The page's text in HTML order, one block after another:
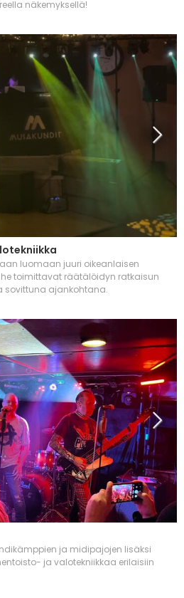
näkemyksellä!
luomaan juuri oikeanlaisen
toimittavat räätälöidyn ratkaisun
sovittuna ajankohtana.
ja midipajojen lisäksi
ja valotekniikkaa erilaisiin